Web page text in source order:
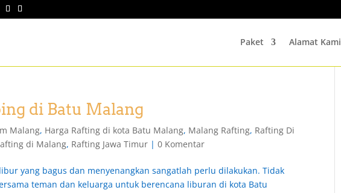
Paket Alamat Kami
di Batu Malang
Malang, Harga Rafting di kota Batu Malang, Malang Rafting, Rafting Di
di Malang, Rafting Jawa Timur |0 Komentar
yang bagus dan menyenangkan sangatlah perlu dilakukan. Tidak
teman dan keluarga untuk berencana liburan di kota Batu